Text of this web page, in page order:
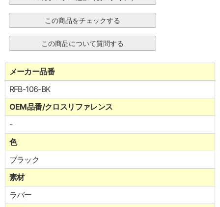
メーカー品番
RFB-106-BK
OEM品番/クロスリファレンス
-
色
ブラック
素材
ラバー